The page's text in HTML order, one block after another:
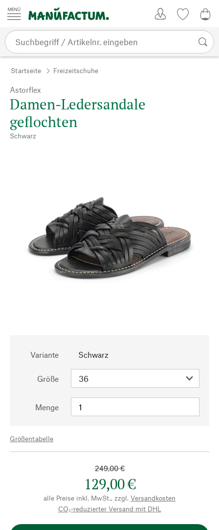
Zum Inhalt springen
Startseite Freizeitschuhe
Astorflex
Damen-Ledersandale
geflochten
Schwarz
Variante Schwarz
Größe
Menge
Größentabelle
249,00 €
129,00 €
alle Preise inkl. MwSt., zzgl. Versandkosten
CO₂-reduzierter Versand mit DHL